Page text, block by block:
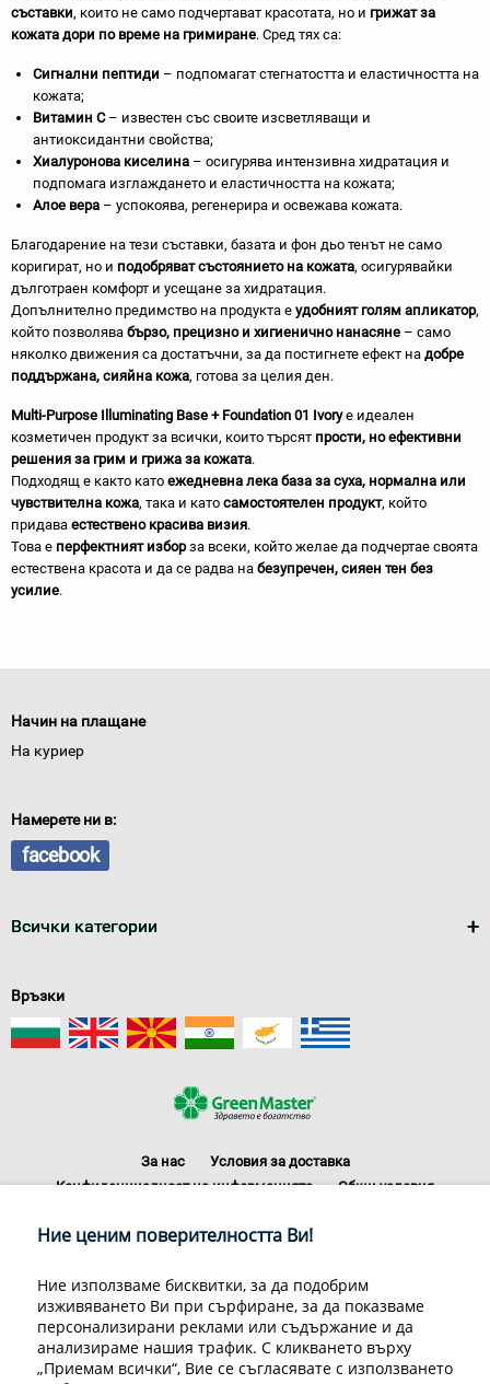
съставки, които не само подчертават красотата, но и грижат за
кожата дори по време на гримиране. Сред тях са:
Сигнални пептиди – подпомагат стегнатостта и еластичността на
кожата;
Витамин C– известен със своите изсветляващи и
антиоксидантни свойства;
Хиалуронова киселина – осигурява интензивна хидратация и
подпомага изглаждането и еластичността на кожата;
Алое вера – успокоява, регенерира и освежава кожата.
Благодарение на тези съставки, базата и фон дьо тенът не само
коригират, но и подобряват състоянието на кожата, осигурявайки
дълготраен комфорт и усещане за хидратация.
Допълнително предимство на продукта е удобният голям апликатор,
който позволява бързо, прецизно и хигиенично нанасяне – само
няколко движения са достатъчни, за да постигнете ефект на добре
поддържана, сияйна кожа, готова за целия ден.
Multi-Purpose Illuminating Base + Foundation 01 Ivoryе идеален
козметичен продукт за всички, които търсят прости, но ефективни
решения за грим и грижа за кожата.
Подходящ е както като ежедневна лека база за суха, нормална или
чувствителна кожа, така и като самостоятелен продукт, който
придава естествено красива визия.
Това е перфектният изборза всеки, който желае да подчертае своята
естествена красота и да се радва на безупречен, сияен тен без
усилие.
Начин на плащане
На куриер
Намерете ни в:
facebook
Всички категории
Връзки
За нас
Условия за доставка
Конфиденциалност на информацията
Общи условия
Контакти
070070220
© 1998-2020 Green Master Group Ltd, All rights reserved.
Developed bySirma CI
Ние ценим поверителността Ви!
Ние използваме бисквитки, за да подобрим
изживяването Ви при сърфиране, за да показваме
персонализирани реклами или съдържание и да
анализираме нашия трафик. С кликването върху
„Приемам всички“, Вие се съгласявате с използването